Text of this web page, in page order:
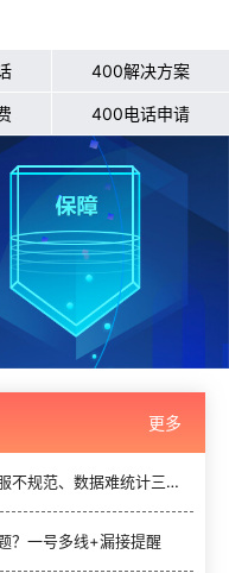
400解决方案
400电话申请
更多
、数据难统计三大难题？
？一号多线+漏接提醒